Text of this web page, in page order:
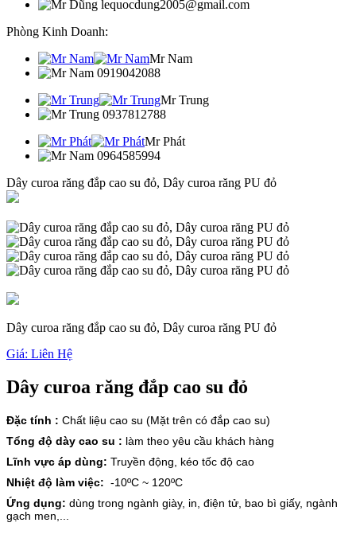
lequocdung2005@gmail.com
Phòng Kinh Doanh:
Mr Nam
0919042088
Mr Trung
0937812788
Mr Phát
0964585994
Dây curoa răng đắp cao su đỏ, Dây curoa răng PU đỏ
Dây curoa răng đắp cao su đỏ, Dây curoa răng PU đỏ
Giá: Liên Hệ
Dây curoa răng đắp cao su đỏ
Đặc tính : Chất liệu cao su (Mặt trên có đắp cao su)
Tổng độ dày cao su : làm theo yêu cầu khách hàng
Lĩnh vực áp dùng: Truyền động, kéo tốc độ cao
Nhiệt độ làm việc: -10ºC ~ 120ºC
Ứng dụng: dùng trong ngành giày, in, điện tử, bao bì giấy, ngành
gạch men,...